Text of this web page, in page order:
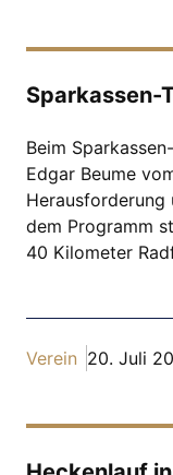
Sparkassen-
Beim
Edgar Beume
Herausforderung
dem Programm
40 Kilometer
Verein 20. Juli